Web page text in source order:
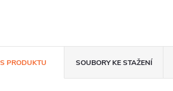
PRODUKTU SOUBORY KE STAŽENÍ